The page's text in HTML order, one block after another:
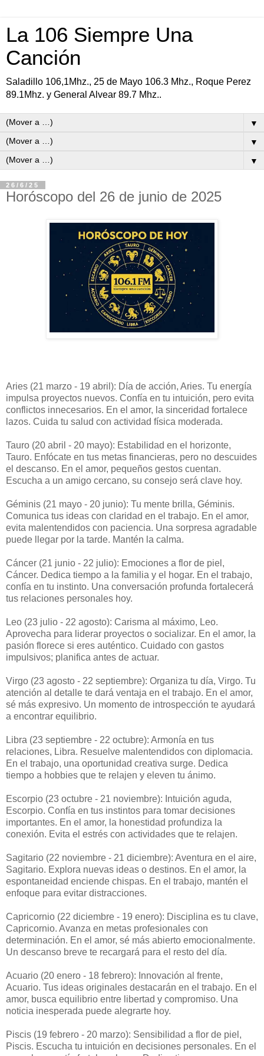
La 106 Siempre Una
Canción
Saladillo 106,1Mhz., 25 de Mayo 106.3 Mhz., Roque Perez
89.1Mhz. y General Alvear 89.7 Mhz..
▼
▼
▼
26/6/25
Horóscopo del 26 de junio de 2025
Aries (21 marzo - 19 abril): Día de acción, Aries. Tu energía
impulsa proyectos nuevos. Confía en tu intuición, pero evita
conflictos innecesarios. En el amor, la sinceridad fortalece
lazos. Cuida tu salud con actividad física moderada.
Tauro (20 abril - 20 mayo): Estabilidad en el horizonte,
Tauro. Enfócate en tus metas financieras, pero no descuides
el descanso. En el amor, pequeños gestos cuentan.
Escucha a un amigo cercano, su consejo será clave hoy.
Géminis (21 mayo - 20 junio): Tu mente brilla, Géminis.
Comunica tus ideas con claridad en el trabajo. En el amor,
evita malentendidos con paciencia. Una sorpresa agradable
puede llegar por la tarde. Mantén la calma.
Cáncer (21 junio - 22 julio): Emociones a flor de piel,
Cáncer. Dedica tiempo a la familia y el hogar. En el trabajo,
confía en tu instinto. Una conversación profunda fortalecerá
tus relaciones personales hoy.
Leo (23 julio - 22 agosto): Carisma al máximo, Leo.
Aprovecha para liderar proyectos o socializar. En el amor, la
pasión florece si eres auténtico. Cuidado con gastos
impulsivos; planifica antes de actuar.
Virgo (23 agosto - 22 septiembre): Organiza tu día, Virgo. Tu
atención al detalle te dará ventaja en el trabajo. En el amor,
sé más expresivo. Un momento de introspección te ayudará
a encontrar equilibrio.
Libra (23 septiembre - 22 octubre): Armonía en tus
relaciones, Libra. Resuelve malentendidos con diplomacia.
En el trabajo, una oportunidad creativa surge. Dedica
tiempo a hobbies que te relajen y eleven tu ánimo.
Escorpio (23 octubre - 21 noviembre): Intuición aguda,
Escorpio. Confía en tus instintos para tomar decisiones
importantes. En el amor, la honestidad profundiza la
conexión. Evita el estrés con actividades que te relajen.
Sagitario (22 noviembre - 21 diciembre): Aventura en el aire,
Sagitario. Explora nuevas ideas o destinos. En el amor, la
espontaneidad enciende chispas. En el trabajo, mantén el
enfoque para evitar distracciones.
Capricornio (22 diciembre - 19 enero): Disciplina es tu clave,
Capricornio. Avanza en metas profesionales con
determinación. En el amor, sé más abierto emocionalmente.
Un descanso breve te recargará para el resto del día.
Acuario (20 enero - 18 febrero): Innovación al frente,
Acuario. Tus ideas originales destacarán en el trabajo. En el
amor, busca equilibrio entre libertad y compromiso. Una
noticia inesperada puede alegrarte hoy.
Piscis (19 febrero - 20 marzo): Sensibilidad a flor de piel,
Piscis. Escucha tu intuición en decisiones personales. En el